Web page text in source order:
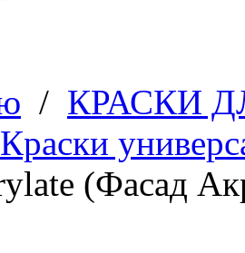
/ КРАСКИ
Краски
(Фасад